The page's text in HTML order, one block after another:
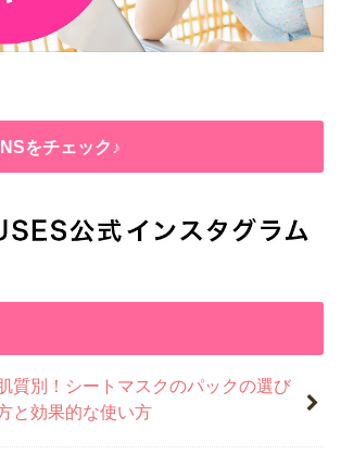
をチェック♪
質別！シートマスクのパックの選び
と効果的な使い方